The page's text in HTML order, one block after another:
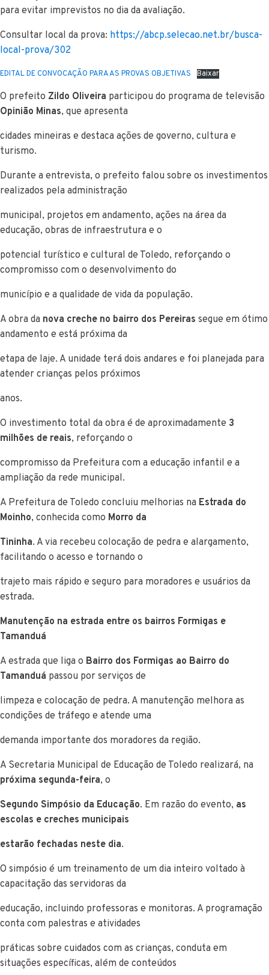
para evitar imprevistos no dia da avaliação.
Consultar local da prova: https://abcp.selecao.net.br/busca-
local-prova/302
EDITAL DE CONVOCAÇÃO PARA AS PROVAS OBJETIVAS Baixar
O prefeito Zildo Oliveira participou do programa de televisão
Opinião Minas, que apresenta
cidades mineiras e destaca ações de governo, cultura e
turismo.
Durante a entrevista, o prefeito falou sobre os investimentos
realizados pela administração
municipal, projetos em andamento, ações na área da
educação, obras de infraestrutura e o
potencial turístico e cultural de Toledo, reforçando o
compromisso com o desenvolvimento do
município e a qualidade de vida da população.
A obra da nova creche no bairro dos Pereiras segue em ótimo
andamento e está próxima da
etapa de laje. A unidade terá dois andares e foi planejada para
atender crianças pelos próximos
anos.
O investimento total da obra é de aproximadamente 3
milhões de reais, reforçando o
compromisso da Prefeitura com a educação infantil e a
ampliação da rede municipal.
A Prefeitura de Toledo concluiu melhorias na Estrada do
Moinho, conhecida como Morro da
Tininha. A via recebeu colocação de pedra e alargamento,
facilitando o acesso e tornando o
trajeto mais rápido e seguro para moradores e usuários da
estrada.
Manutenção na estrada entre os bairros Formigas e
Tamanduá
A estrada que liga o Bairro dos Formigas ao Bairro do
Tamanduá passou por serviços de
limpeza e colocação de pedra. A manutenção melhora as
condições de tráfego e atende uma
demanda importante dos moradores da região.
A Secretaria Municipal de Educação de Toledo realizará, na
próxima segunda-feira, o
Segundo Simpósio da Educação. Em razão do evento, as
escolas e creches municipais
estarão fechadas neste dia.
O simpósio é um treinamento de um dia inteiro voltado à
capacitação das servidoras da
educação, incluindo professoras e monitoras. A programação
conta com palestras e atividades
práticas sobre cuidados com as crianças, conduta em
situações específicas, além de conteúdos